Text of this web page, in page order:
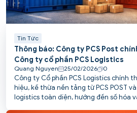
Tin Tức
Thông báo: Công ty PCS Post
Công ty cổ phần PCS Logistics
Quang Nguyen 25/02/2026 0
Công ty Cổ phần PCS Logistics chính
hiệu, kế thừa nền tảng từ PCS POST
logistics toàn diện, hướng đến số hóa